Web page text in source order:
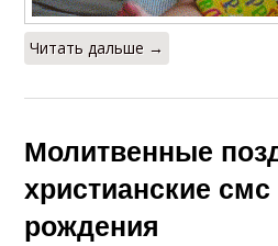
Читать дальше →
Молитвенные
христианские
рождения